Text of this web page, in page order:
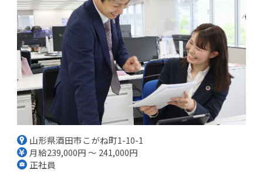
山形県酒田市こがね町1-10-1
月給239,000円 ～ 241,000円
正社員